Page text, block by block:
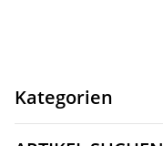
Kategorien